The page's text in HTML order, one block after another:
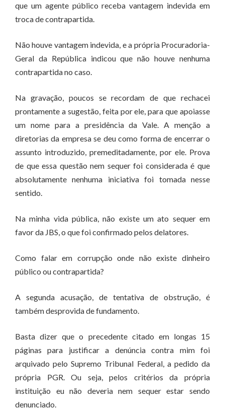
que um agente público receba vantagem indevida em
troca de contrapartida.
Não houve vantagem indevida, e a própria Procuradoria-
Geral da República indicou que não houve nenhuma
contrapartida no caso.
Na gravação, poucos se recordam de que rechacei
prontamente a sugestão, feita por ele, para que apoiasse
um nome para a presidência da Vale. A menção a
diretorias da empresa se deu como forma de encerrar o
assunto introduzido, premeditadamente, por ele. Prova
de que essa questão nem sequer foi considerada é que
absolutamente nenhuma iniciativa foi tomada nesse
sentido.
Na minha vida pública, não existe um ato sequer em
favor da JBS, o que foi confirmado pelos delatores.
Como falar em corrupção onde não existe dinheiro
público ou contrapartida?
A segunda acusação, de tentativa de obstrução, é
também desprovida de fundamento.
Basta dizer que o precedente citado em longas 15
páginas para justificar a denúncia contra mim foi
arquivado pelo Supremo Tribunal Federal, a pedido da
própria PGR. Ou seja, pelos critérios da própria
instituição eu não deveria nem sequer estar sendo
denunciado.